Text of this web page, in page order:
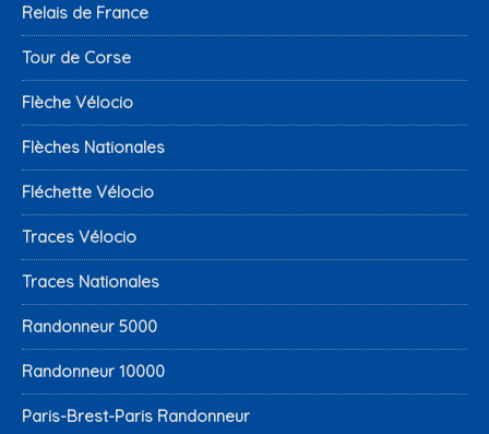
Relais de France
Tour de Corse
Flèche Vélocio
Flèches Nationales
Fléchette Vélocio
Traces Vélocio
Traces Nationales
Randonneur 5000
Randonneur 10000
Paris-Brest-Paris Randonneur